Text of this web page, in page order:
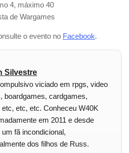
4, máximo 40
de Wargames
o evento no Facebook.
Silvestre
viciado em rpgs, video
boardgames, cardgames,
etc, etc. Conheceu W40K
em 2011 e desde
um fã incondicional,
dos filhos de Russ.